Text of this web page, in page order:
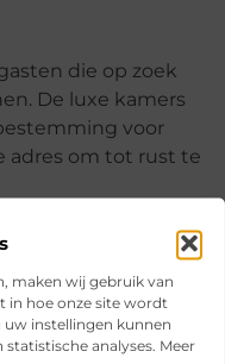
maken wij gebruik van
in hoe onze site wordt
uw instellingen kunnen
analyses. Meer
die op zoek
De luxe kamers
voor
adres om tot rust te
ontspanning en